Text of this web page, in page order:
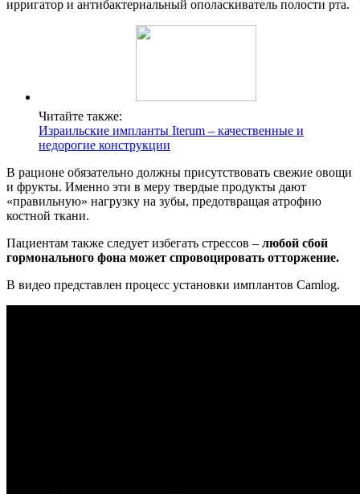
ирригатор и антибактериальный ополаскиватель полости рта.
Читайте также:
Израильские импланты Iterum – качественные и
недорогие конструкции
В рационе обязательно должны присутствовать свежие овощи
и фрукты. Именно эти в меру твердые продукты дают
«правильную» нагрузку на зубы, предотвращая атрофию
костной ткани.
Пациентам также следует избегать стрессов – любой сбой
гормонального фона может спровоцировать отторжение.
В видео представлен процесс установки имплантов Camlog.